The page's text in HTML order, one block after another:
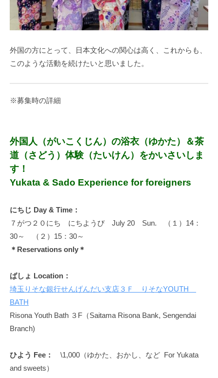
外国の方にとって、日本文化への関心は高く、これからも、
このような活動を続けたいと思いました。
※募集時の詳細
外国人（がいこくじん）の浴衣（ゆかた）＆茶
道（さどう）体験（たいけん）をかいさいしま
す！
Yukata & Sado Experience for foreigners
にちじ Day & Time：
７がつ２０にち にちようび July 20 Sun. （１）14：
30～ （２）15：30～
＊Reservations only＊
ばしょ Location：
埼玉りそな銀行せんげんだい支店３Ｆ りそなYOUTH
BATH
Risona Youth Bath ３F（Saitama Risona Bank, Sengendai
Branch)
ひよう Fee：
\1,000（ゆかた、おかし、など For Yukata
and sweets）